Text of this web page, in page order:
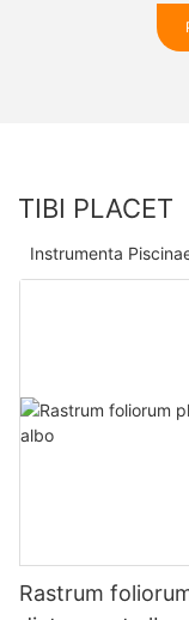
TIBI PLACET
Instrumenta
Rastrum